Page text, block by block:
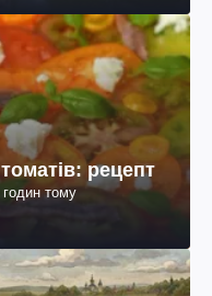
рецепт
годин тому